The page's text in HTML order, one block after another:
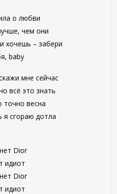
о любви
чем они
хочешь – забери
baby
мне сейчас
всё это знать
точно весна
сгораю дотла
Dior
идиот
Dior
идиот